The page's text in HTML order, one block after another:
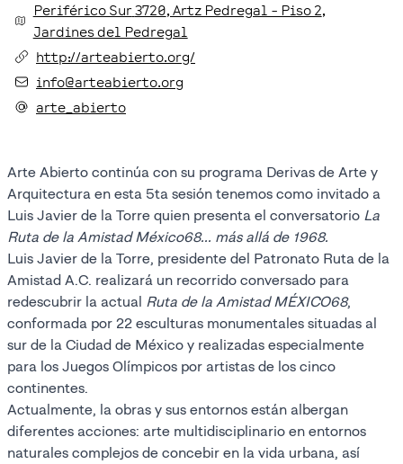
Periférico Sur3720, Artz Pedregal - Piso 2,
Jardines del Pedregal
http://arteabierto.org/
info@arteabierto.org
arte_abierto
Arte Abierto continúa con su programa Derivas de Arte y
Arquitectura en esta 5ta sesión tenemos como invitado a
Luis Javier de la Torre quien presenta el conversatorio La
Ruta de la Amistad México68... más allá de 1968.
Luis Javier de la Torre, presidente del Patronato Ruta de la
Amistad A.C. realizará un recorrido conversado para
redescubrir la actual Ruta de la Amistad MÉXICO68,
conformada por 22 esculturas monumentales situadas al
sur de la Ciudad de México y realizadas especialmente
para los Juegos Olímpicos por artistas de los cinco
continentes.
Actualmente, la obras y sus entornos están albergan
diferentes acciones: arte multidisciplinario en entornos
naturales complejos de concebir en la vida urbana, así